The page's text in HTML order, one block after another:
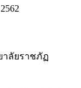
ลัยราชภัฏ